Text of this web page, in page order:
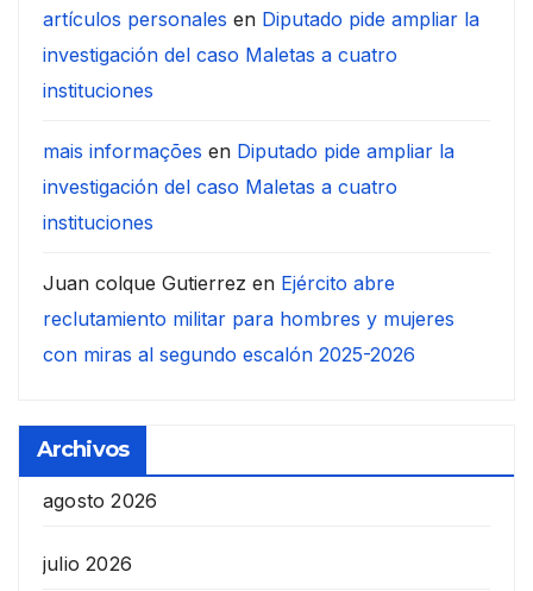
artículos personales en Diputado pide ampliar la
investigación del caso Maletas a cuatro
instituciones
mais informações en Diputado pide ampliar la
investigación del caso Maletas a cuatro
instituciones
Juan colque Gutierrez en Ejército abre
reclutamiento militar para hombres y mujeres
con miras al segundo escalón 2025-2026
Archivos
agosto 2026
julio 2026